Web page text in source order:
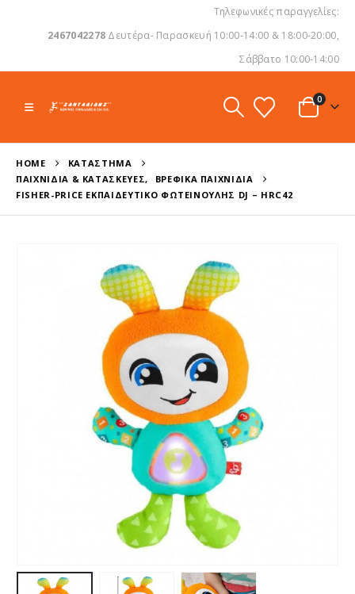
Τηλεφωνικές παραγγελίες:
2467042278 Δευτέρα- Παρασκευή 10:00-14:00 & 18:00-20:00,
Σάββατο 10:00-14:00
0
HOME
ΚΑΤΆΣΤΗΜΑ
ΠΑΙΧΝΊΔΙΑ & ΚΑΤΑΣΚΕΥΈΣ,
ΒΡΕΦΙΚΆ ΠΑΙΧΝΊΔΙΑ
FISHER-PRICE ΕΚΠΑΙΔΕΥΤΙΚΌ ΦΩΤΕΙΝΟΎΛΗΣ DJ – HRC42